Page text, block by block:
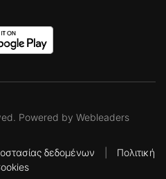
Powered by Webleaders
δεδομένων
Πολιτική